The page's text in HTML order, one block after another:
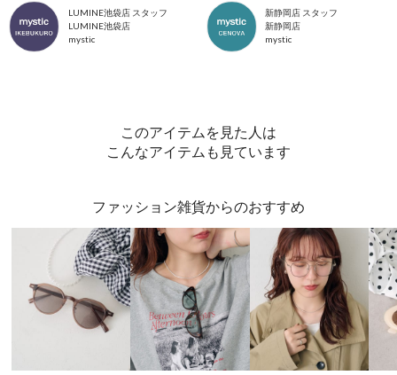
LUMINE池袋店 スタッフ
LUMINE池袋店
mystic
新静岡店 スタッフ
新静岡店
mystic
このアイテムを見た人は
こんなアイテムも見ています
ファッション雑貨からのおすすめ